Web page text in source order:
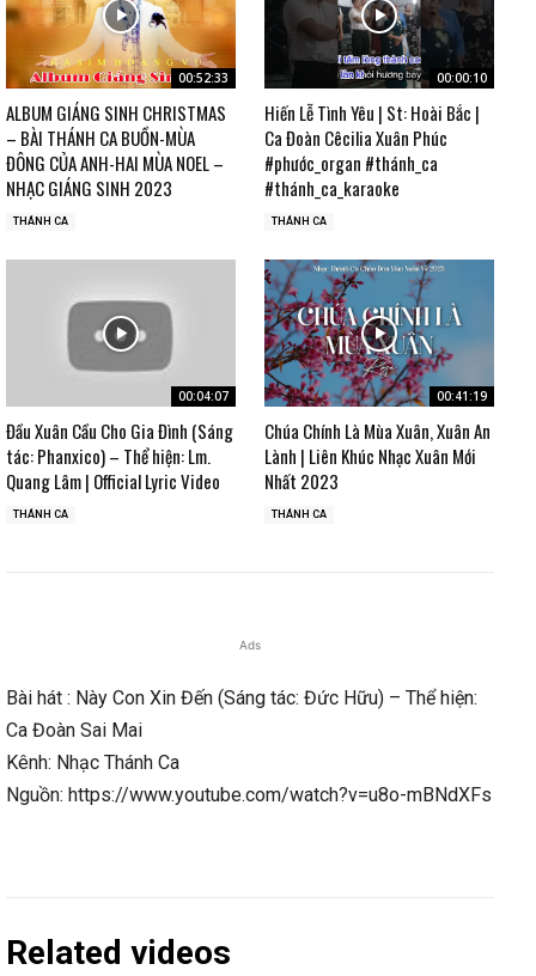
00:52:33
ALBUM GIÁNG SINH CHRISTMAS
– BÀI THÁNH CA BUỒN-MÙA
ĐÔNG CỦA ANH-HAI MÙA NOEL –
NHẠC GIÁNG SINH 2023
THÁNH CA
00:00:10
Hiến Lễ Tình Yêu | St: Hoài Bắc |
Ca Đoàn Cêcilia Xuân Phúc
#phước_organ #thánh_ca
#thánh_ca_karaoke
THÁNH CA
00:04:07
Đầu Xuân Cầu Cho Gia Đình (Sáng
tác: Phanxico) – Thể hiện: Lm.
Quang Lâm | Official Lyric Video
THÁNH CA
00:41:19
Chúa Chính Là Mùa Xuân, Xuân An
Lành | Liên Khúc Nhạc Xuân Mới
Nhất 2023
THÁNH CA
Ads
Bài hát : Này Con Xin Đến (Sáng tác: Đức Hữu) – Thể hiện:
Ca Đoàn Sai Mai
Kênh: Nhạc Thánh Ca
Nguồn: https://www.youtube.com/watch?v=u8o-mBNdXFs
Related videos